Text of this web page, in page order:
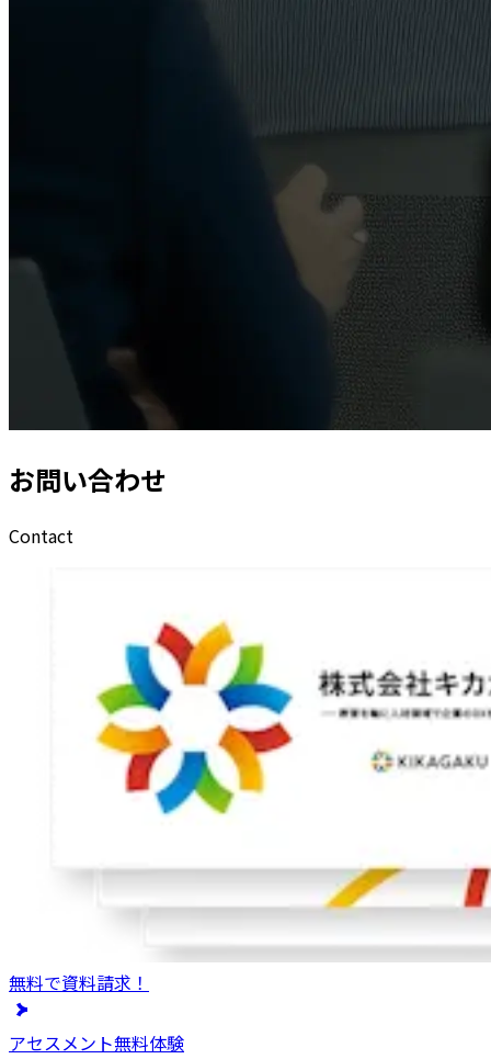
お問い合わせ
Contact
無料で資料請求！
アセスメント無料体験